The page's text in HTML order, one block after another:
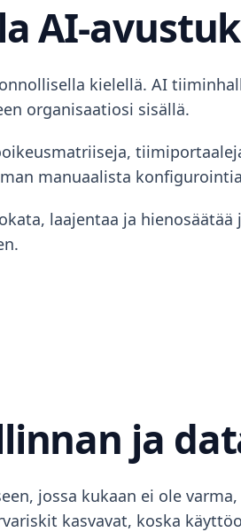
AI-
kielellä. AI
organisaatiosi sisällä.
manuaalista
laajentaa ja
ja
jossa kukaan ei ole
kasvavat, koska